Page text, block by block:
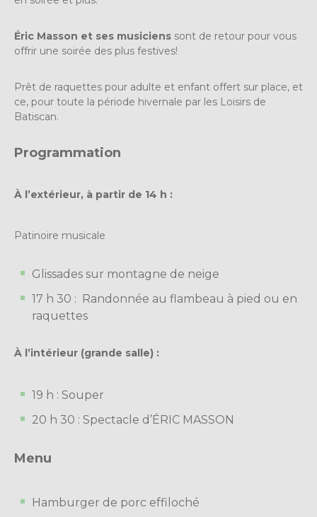
Éric Masson et ses musiciens sont de retour pour vous
offrir une soirée des plus festives!
Prêt de raquettes pour adulte et enfant offert sur place, et
ce, pour toute la période hivernale par les Loisirs de
Batiscan.
Programmation
À l’extérieur, à partir de 14 h :
Patinoire musicale
Glissades sur montagne de neige
17 h 30 : Randonnée au flambeau à pied ou en
raquettes
À l’intérieur (grande salle) :
19 h : Souper
20 h 30 : Spectacle d’ÉRIC MASSON
Menu
Hamburger de porc effiloché